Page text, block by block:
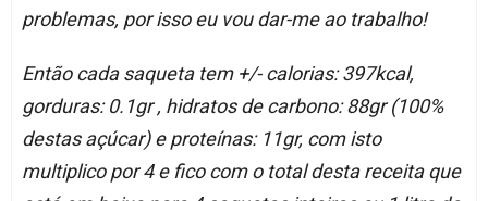
problemas, por isso eu vou dar-me ao trabalho!
Então cada saqueta tem +/- calorias: 397kcal,
gorduras: 0.1gr , hidratos de carbono: 88gr (100%
destas açúcar) e proteínas: 11gr, com isto
multiplico por 4 e fico com o total desta receita que